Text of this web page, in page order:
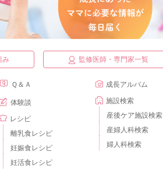
み 監修医師・専門家一覧
Ｑ＆Ａ
体験談
レシピ
離乳食レシピ
妊娠食レシピ
妊活食レシピ
成長アルバム
施設検索
産後ケア施設検索
産婦人科検索
婦人科検索